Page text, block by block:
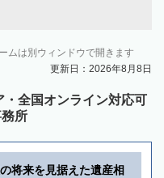
ムは別ウィンドウで開きます
更新日：2026年8月8日
全国オンライン対応可
所
将来を見据えた遺産相